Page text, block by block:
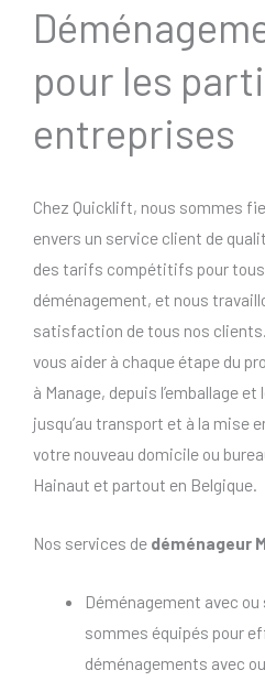
pour les
entreprises
Chez Quicklift, nous sommes
envers un service client de
des tarifs compétitifs pour
déménagement, et nous
satisfaction de tous nos
vous aider à chaque étape du
à Manage, depuis l’emballage
jusqu’au transport et à la mise
votre nouveau domicile ou
Hainaut et partout en Belgique.
Nos services de déménageur
Déménagement avec
sommes équipés pour
déménagements avec